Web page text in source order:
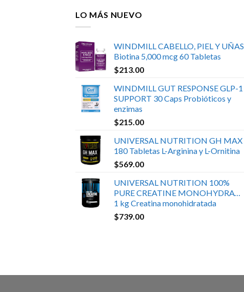
LO MÁS NUEVO
WINDMILL CABELLO, PIEL Y UÑAS
Biotina 5,000 mcg 60 Tabletas
$213.00
WINDMILL GUT RESPONSE GLP-1
SUPPORT 30 Caps Probióticos y
enzimas
$215.00
UNIVERSAL NUTRITION GH MAX
180 Tabletas L-Arginina y L-Ornitina
$569.00
UNIVERSAL NUTRITION 100%
PURE CREATINE MONOHYDRATE
1 kg Creatina monohidratada
$739.00